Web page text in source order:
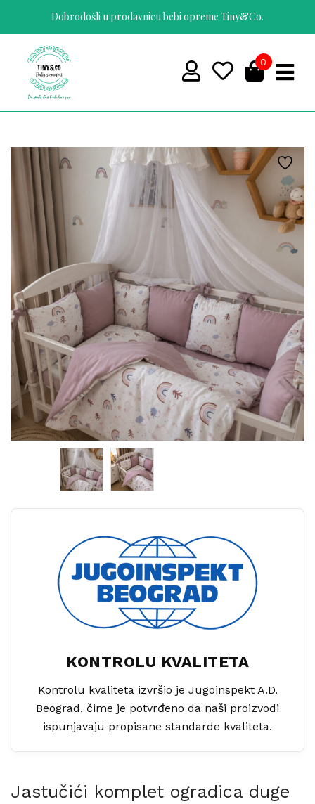
Dobrodošli u prodavnicu bebi opreme Tiny&Co.
0
KONTROLU KVALITETA
Kontrolu kvaliteta izvršio je Jugoinspekt A.D.
Beograd, čime je potvrđeno da naši proizvodi
ispunjavaju propisane standarde kvaliteta.
Jastučići komplet ogradica duge